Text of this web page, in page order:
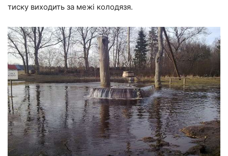
тиску виходить за межі колодязя.